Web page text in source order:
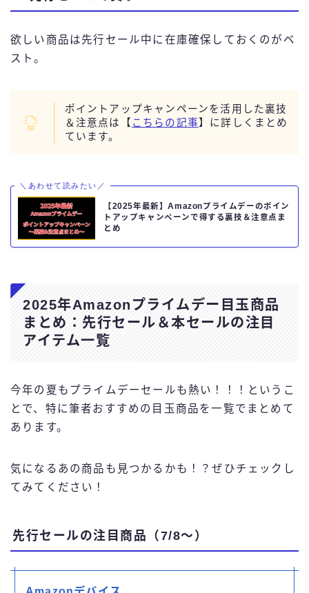
欲しい商品は先行セール中に在庫確保しておくのがベ
スト。
ポイントアップキャンペーンを活用した裏技
＆注意点は【 こちらの記事】に詳しくまとめ
ています。
＼あわせて読みたい／
【2025年最新】Amazonプライムデーのポイン
トアップキャンペーンで得する裏技＆注意点ま
とめ
2025年Amazonプライムデー目玉商品
まとめ：先行セール＆本セールの注目
アイテム一覧
今年の夏もプライムデーセールも熱い！！！というこ
とで、特に筆者おすすめの目玉商品を一覧でまとめて
あります。
気になるあの商品も見つかるかも！？ぜひチェックし
てみてください！
先行セールの注目商品（7/8～）